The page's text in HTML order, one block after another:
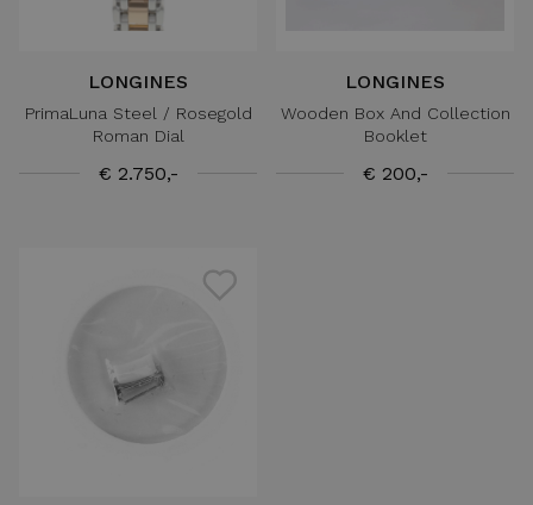
LONGINES
PrimaLuna Steel / Rosegold
Roman Dial
€ 2.750,-
LONGINES
Wooden Box And Collection
Booklet
€ 200,-